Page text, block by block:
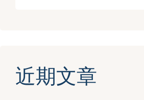
近期文章